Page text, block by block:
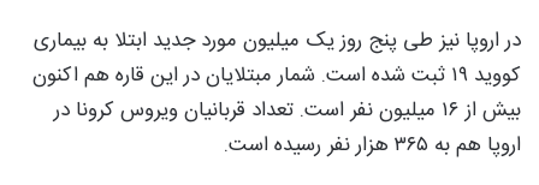
در اروپا نیز طی پنج روز یک میلیون مورد جدید ابتلا به بیماری
کووید ۱۹ ثبت شده است. شمار مبتلایان در این قاره هم اکنون
بیش از ۱۶ میلیون نفر است. تعداد قربانیان ویروس کرونا در
اروپا هم به ۳۶۵ هزار نفر رسیده است.